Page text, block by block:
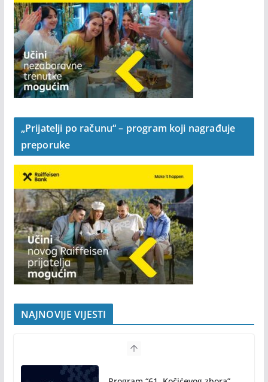
naknade i poklon dobrodošlice 50 KM
„Prijatelji po računu“ – program koji nagrađuje
preporuke
NAJNOVIJE VIJESTI